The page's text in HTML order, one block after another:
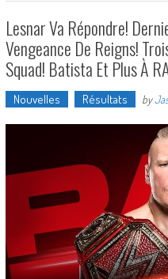
Lesnar Va Répondre!
Vengeance De Reigns!
Squad! Batista Et Plus À
Nouvelles Résultats by